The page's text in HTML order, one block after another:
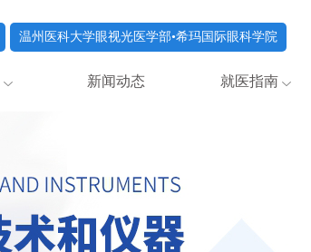
温州医科大学眼视光医学部•希玛国际眼科学院
新闻动态 就医指南